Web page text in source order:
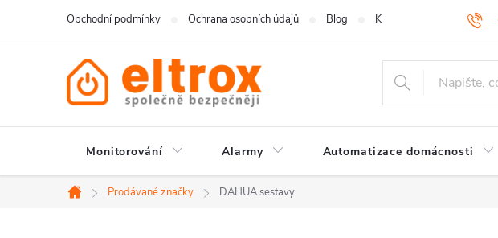
Obchodní podmínky Ochrana osobních údajů Blog Kontakty
Monitorování Alarmy Automatizace domácnosti
Domů
Prodávané značky DAHUA sestavy